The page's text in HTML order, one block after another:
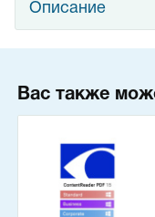
Описание
Вас также